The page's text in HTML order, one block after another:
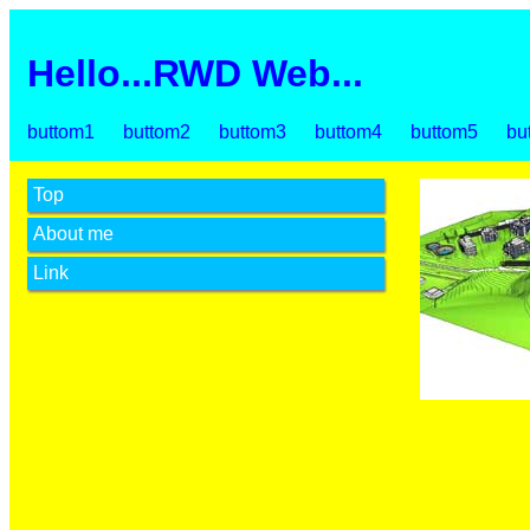
Hello...RWD Web...
buttom1 buttom2 buttom3 buttom4 buttom5
Top
About me
Link